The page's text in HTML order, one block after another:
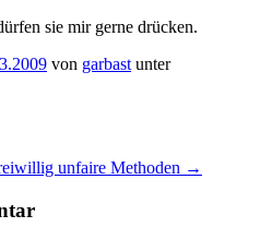
sie mir gerne drücken.
von garbast unter
unfaire Methoden →